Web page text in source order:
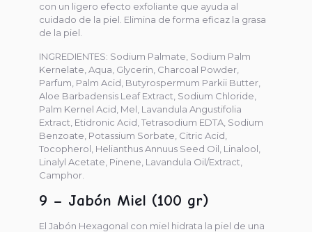
con un ligero efecto exfoliante que ayuda al
cuidado de la piel. Elimina de forma eficaz la grasa
de la piel.
INGREDIENTES: Sodium Palmate, Sodium Palm
Kernelate, Aqua, Glycerin, Charcoal Powder,
Parfum, Palm Acid, Butyrospermum Parkii Butter,
Aloe Barbadensis Leaf Extract, Sodium Chloride,
Palm Kernel Acid, Mel, Lavandula Angustifolia
Extract, Etidronic Acid, Tetrasodium EDTA, Sodium
Benzoate, Potassium Sorbate, Citric Acid,
Tocopherol, Helianthus Annuus Seed Oil, Linalool,
Linalyl Acetate, Pinene, Lavandula Oil/Extract,
Camphor.
9 – Jabón Miel (100 gr)
El Jabón Hexagonal con miel hidrata la piel de una